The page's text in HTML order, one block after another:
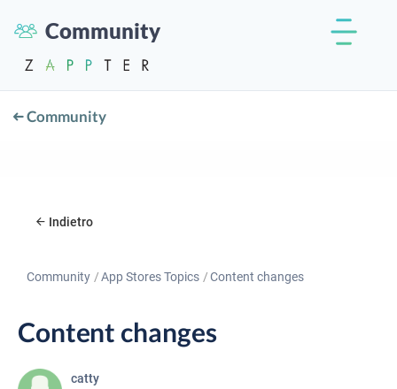
Community
Community
Indietro
Community App Stores Topics Content changes
Content changes
catty